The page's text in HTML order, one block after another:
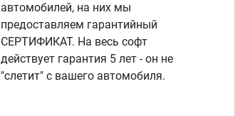
автомобилей, на них мы
предоставляем гарантийный
СЕРТИФИКАТ. На весь софт
действует гарантия 5 лет - он не
"слетит" с вашего автомобиля.